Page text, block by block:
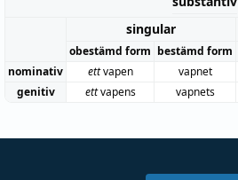
singular
obestämd form bestämd form
nominativ
ettvapen vapnet
genitiv
ettvapens vapnets